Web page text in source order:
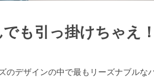
も引っ掛けちゃえ！
のデザインの中で最もリーズナブルな
検索